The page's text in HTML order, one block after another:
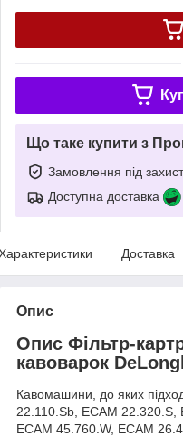
Що таке купити з
Замовлення під
Доступна доставка
Доставка
Опис
Опис Фільтр-
кавоварок
Кавомашини, до яких
22.110.Sb, ECAM 22.320.S,
ECAM 45.760.W, ECAM